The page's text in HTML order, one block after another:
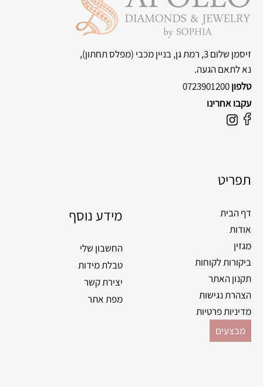
זיסמן שלום 3, רמת גן, בניין מכבי
(מפלס תחתון),
נא לתאם הגעה.
טלפון0723901200
עקבו אחרינו
F
b
o
k
I
a
r
a
m
תפריט
דף הבית
אודות
מגזין
ביקורות לקוחות
תקנון האתר
הצהרת נגישות
מדיניות פרטיות
מבצעים
מידע נוסף
החשבון שלי
טבלת מידות
יצירת קשר
מפת אתר